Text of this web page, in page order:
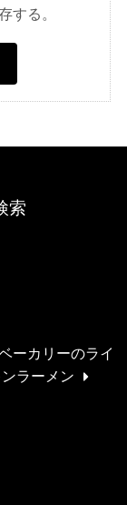
する。
索
ーカリーのライ
ラーメン